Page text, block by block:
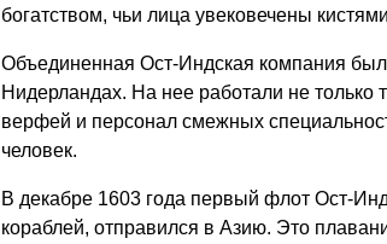
богатством, чьи лица увековечены
Объединенная Ост-Индская компания
Нидерландах. На нее работали не только
верфей и персонал смежных
человек.
В декабре 1603 года первый флот Ост-
кораблей, отправился в Азию. Это